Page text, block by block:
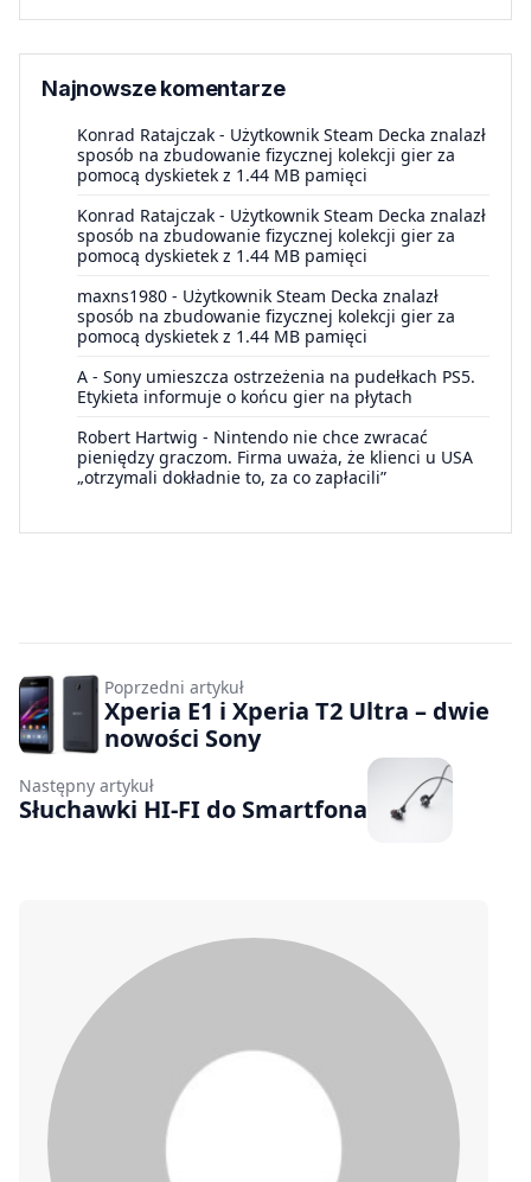
Najnowsze komentarze
Konrad Ratajczak - Użytkownik Steam Decka znalazł
sposób na zbudowanie fizycznej kolekcji gier za
pomocą dyskietek z 1.44 MB pamięci
Konrad Ratajczak - Użytkownik Steam Decka znalazł
sposób na zbudowanie fizycznej kolekcji gier za
pomocą dyskietek z 1.44 MB pamięci
maxns1980 - Użytkownik Steam Decka znalazł
sposób na zbudowanie fizycznej kolekcji gier za
pomocą dyskietek z 1.44 MB pamięci
A - Sony umieszcza ostrzeżenia na pudełkach PS5.
Etykieta informuje o końcu gier na płytach
Robert Hartwig - Nintendo nie chce zwracać
pieniędzy graczom. Firma uważa, że klienci u USA
„otrzymali dokładnie to, za co zapłacili”
Poprzedni artykuł
Xperia E1 i Xperia T2 Ultra – dwie
nowości Sony
Następny artykuł
Słuchawki HI-FI do Smartfona